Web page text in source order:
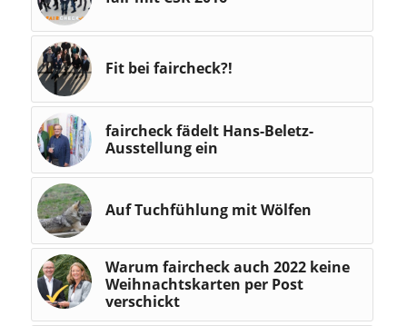
Fit bei faircheck?!
faircheck fädelt Hans-Beletz-
Ausstellung ein
Auf Tuchfühlung mit Wölfen
Warum faircheck auch 2022 keine
Weihnachtskarten per Post
verschickt